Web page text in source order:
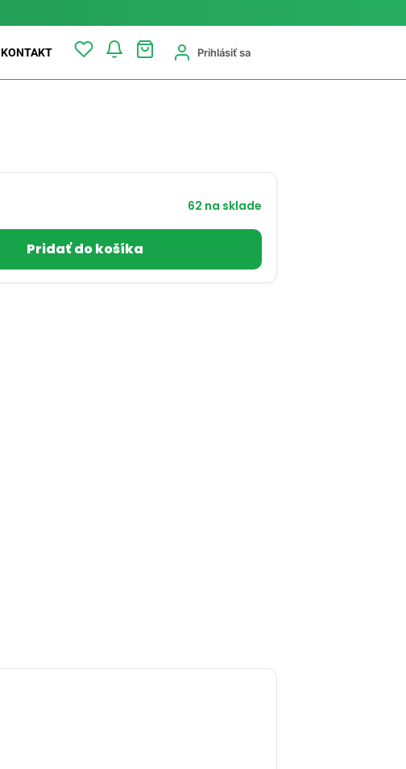
KONTAKT Prihlásiť sa
62 na sklade
Pridať do košíka